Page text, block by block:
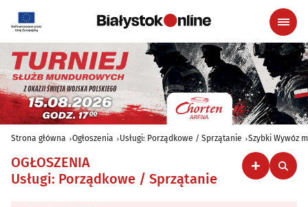
Strona główna Ogłoszenia Usługi: Porządkowe / Sprzątanie Szybki Wywóz
OGŁOSZENIA
Usługi: Porządkowe / Sprzątanie